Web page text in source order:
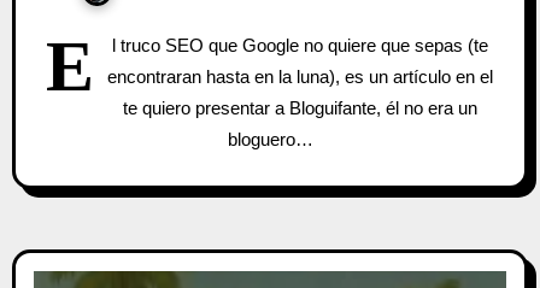
E
l truco SEO que Google no quiere que sepas (te
encontraran hasta en la luna), es un artículo en el
te quiero presentar a Bloguifante, él no era un
bloguero…